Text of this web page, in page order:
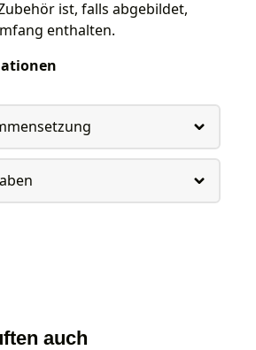
ist, falls abgebildet,
enthalten.
auch